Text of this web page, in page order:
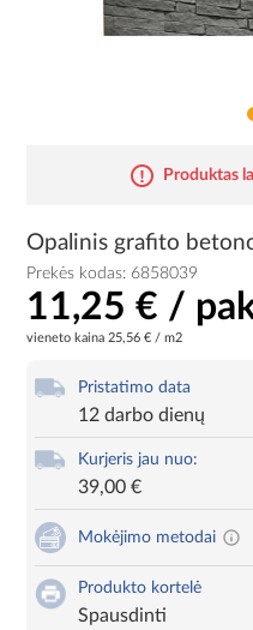
Produktas
Opalinis grafito
Prekės kodas: 6858039
11,25 € /
vieneto kaina 25,56 € / m2
Pristatimo data
12 darbo dienų
Kurjeris jau nuo:
39,00 €
Mokėjimo metodai
Produkto kortelė
Spausdinti